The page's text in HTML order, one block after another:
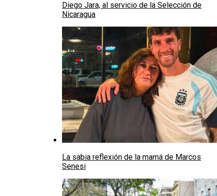
Diego Jara, al servicio de la Selección de
Nicaragua
La sabia reflexión de la mamá de Marcos
Senesi